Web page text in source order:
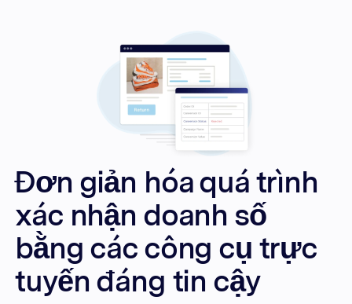
Đơn giản hóa quá trình
xác nhận doanh số
bằng các công cụ trực
tuyến đáng tin cậy